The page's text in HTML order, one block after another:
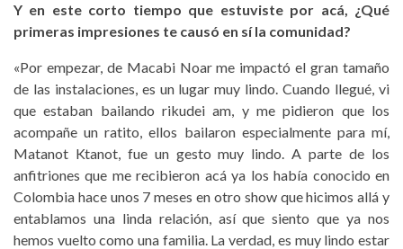
Y en este corto tiempo que estuviste por acá, ¿Qué
primeras impresiones te causó en sí la comunidad?
«Por empezar, de Macabi Noar me impactó el gran tamaño
de las instalaciones, es un lugar muy lindo. Cuando llegué, vi
que estaban bailando rikudei am, y me pidieron que los
acompañe un ratito, ellos bailaron especialmente para mí,
Matanot Ktanot, fue un gesto muy lindo. A parte de los
anfitriones que me recibieron acá ya los había conocido en
Colombia hace unos 7 meses en otro show que hicimos allá y
entablamos una linda relación, así que siento que ya nos
hemos vuelto como una familia. La verdad, es muy lindo estar